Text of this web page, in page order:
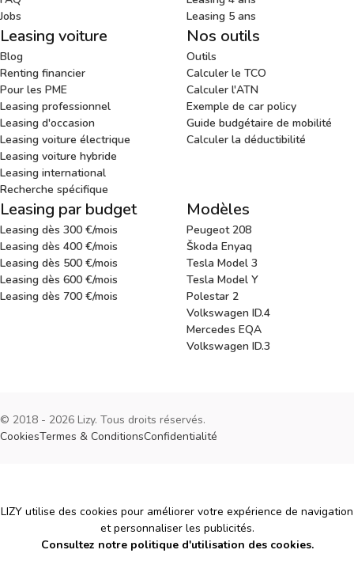
Jobs
Leasing 5 ans
Leasing voiture
Blog
Renting financier
Pour les PME
Leasing professionnel
Leasing d'occasion
Leasing voiture électrique
Leasing voiture hybride
Leasing international
Recherche spécifique
Nos outils
Outils
Calculer le TCO
Calculer l'ATN
Exemple de car policy
Guide budgétaire de mobilité
Calculer la déductibilité
Leasing par budget
Leasing dès 300 €/mois
Leasing dès 400 €/mois
Leasing dès 500 €/mois
Leasing dès 600 €/mois
Leasing dès 700 €/mois
Modèles
Peugeot 208
Škoda Enyaq
Tesla Model 3
Tesla Model Y
Polestar 2
Volkswagen ID.4
Mercedes EQA
Volkswagen ID.3
© 2018 - 2026 Lizy. Tous droits réservés.
CookiesTermes & ConditionsConfidentialité
Cookies
LIZY utilise des cookies pour améliorer votre expérience de navigation
et personnaliser les publicités.
Consultez notre politique d'utilisation des cookies.